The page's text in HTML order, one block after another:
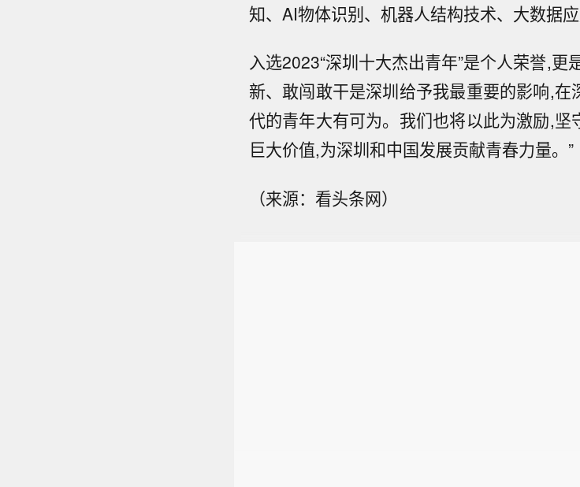
知、AI物体识别、机器人结构技术、大数据应
入选2023“深圳十大杰出青年”是个人荣誉,更
新、敢闯敢干是深圳给予我最重要的影响,
代的青年大有可为。我们也将以此为激励,
巨大价值,为深圳和中国发展贡献青春力量。”
（来源：看头条网）